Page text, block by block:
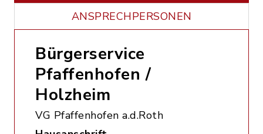
ANSPRECHPERSONEN
Bürgerservice
Pfaffenhofen /
Holzheim
VG Pfaffenhofen a.d.Roth